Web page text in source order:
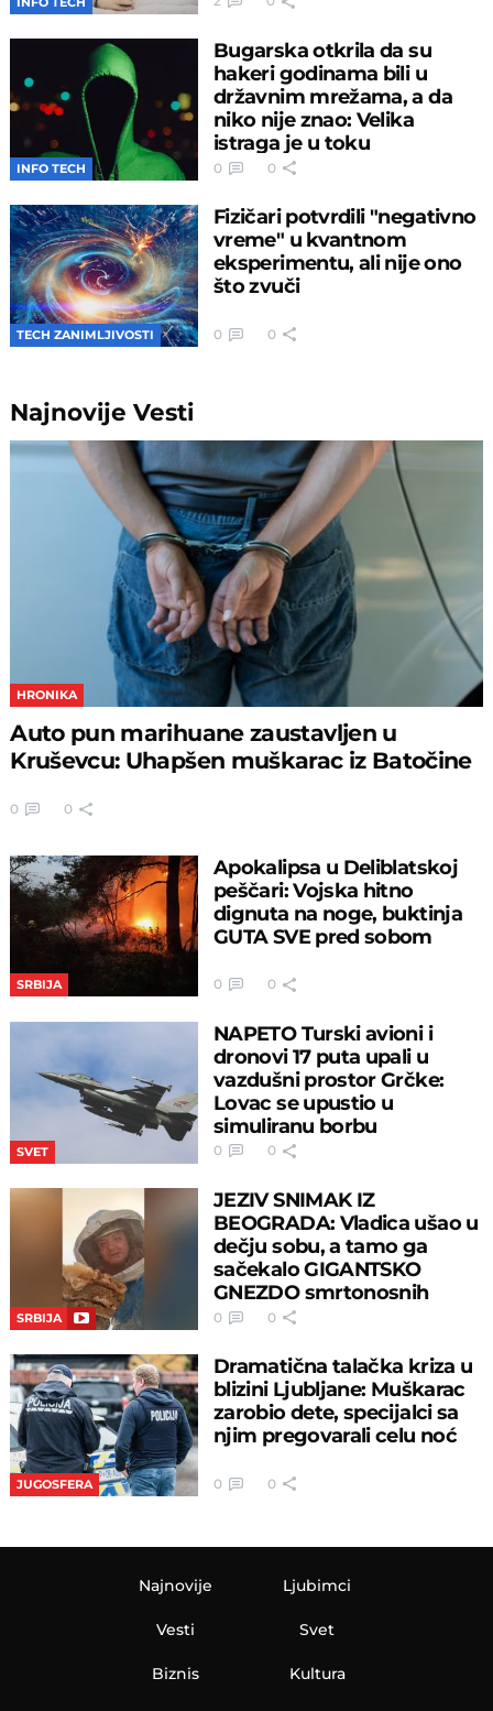
INFO TECH
Bugarska otkrila da su
hakeri godinama bili u
državnim mrežama, a da
niko nije znao: Velika
istraga je u toku
0 0
TECH ZANIMLJIVOSTI
Fizičari potvrdili "negativno
vreme" u kvantnom
eksperimentu, ali nije ono
što zvuči
0 0
NajnovijeVesti
HRONIKA
Auto pun marihuane zaustavljen u
Kruševcu: Uhapšen muškarac iz Batočine
0 0
SRBIJA
Apokalipsa u Deliblatskoj
peščari: Vojska hitno
dignuta na noge, buktinja
GUTA SVE pred sobom
0 0
SVET
NAPETO Turski avioni i
dronovi 17 puta upali u
vazdušni prostor Grčke:
Lovac se upustio u
simuliranu borbu
0 0
SRBIJA
JEZIV SNIMAK IZ
BEOGRADA: Vladica ušao u
dečju sobu, a tamo ga
sačekalo GIGANTSKO
GNEZDO smrtonosnih
insekata!
0 0
JUGOSFERA
Dramatična talačka kriza u
blizini Ljubljane: Muškarac
zarobio dete, specijalci sa
njim pregovarali celu noć
0 0
Najnovije
Vesti
Biznis
Ljubimci
Svet
Kultura